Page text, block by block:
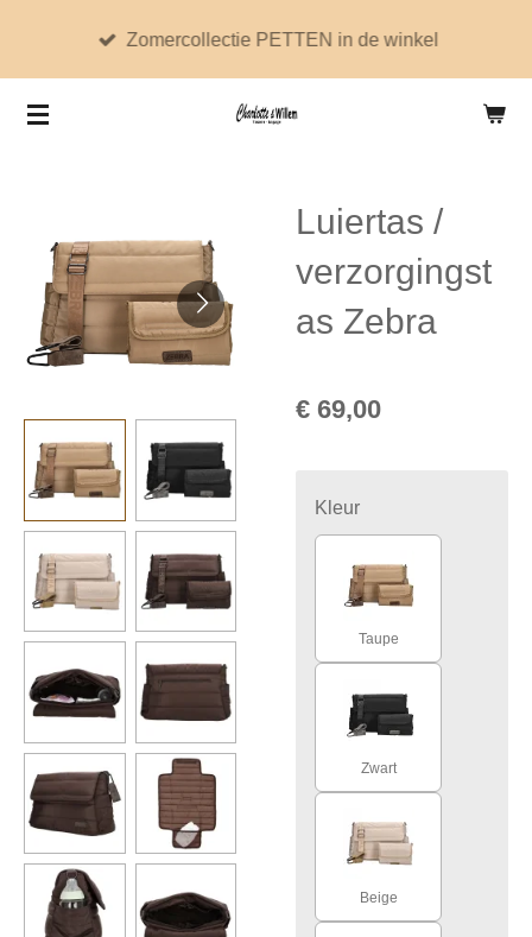
de
Zomercollectie PETTEN in de winkel
Luiertas /
verzorgingst
as Zebra
€ 69,00
Kleur
Taupe
Zwart
Beige